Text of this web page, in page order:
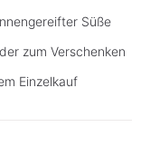
Süße
zum Verschenken
Einzelkauf